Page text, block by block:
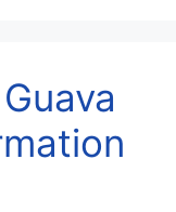
Guava